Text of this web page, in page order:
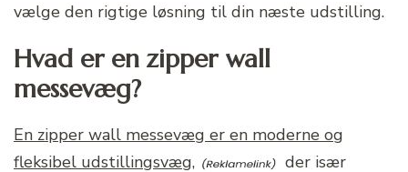
vælge den rigtige løsning til din næste udstilling.
Hvad er en zipper wall
messevæg?
En zipper wall messevæg er en moderne og
fleksibel udstillingsvæg,
der især